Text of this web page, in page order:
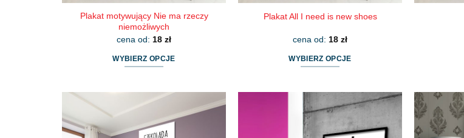
Plakat motywujący Nie ma rzeczy
niemożliwych
cena od: 18 zł
WYBIERZ OPCJE
wariantów.
Plakat All I need is new shoes
cena od: 18 zł
WYBIERZ OPCJE
wiele
wariantów.